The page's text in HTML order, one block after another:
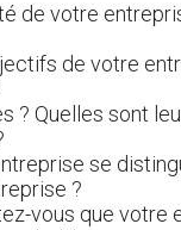
de votre
de votre
? Quelles sont
se
?
vous que votre